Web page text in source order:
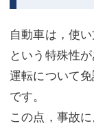
不動産登記
商業登記
調査・書面作
商業登記
調査・書面作
債務整理
自動車は，使
という特殊性が
運転について
です。
この点，事故